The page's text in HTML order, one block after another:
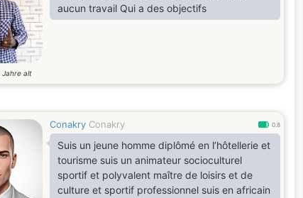
aucun travail Qui a des objectifs
Jahre alt
Conakry Conakry 0.8
Suis un jeune homme diplômé en l’hôtellerie et
tourisme suis un animateur socioculturel
sportif et polyvalent maître de loisirs et de
culture et sportif professionnel suis en africain